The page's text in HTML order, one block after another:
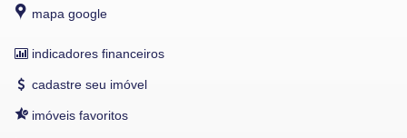
mapa google
indicadores financeiros
cadastre seu imóvel
imóveis favoritos